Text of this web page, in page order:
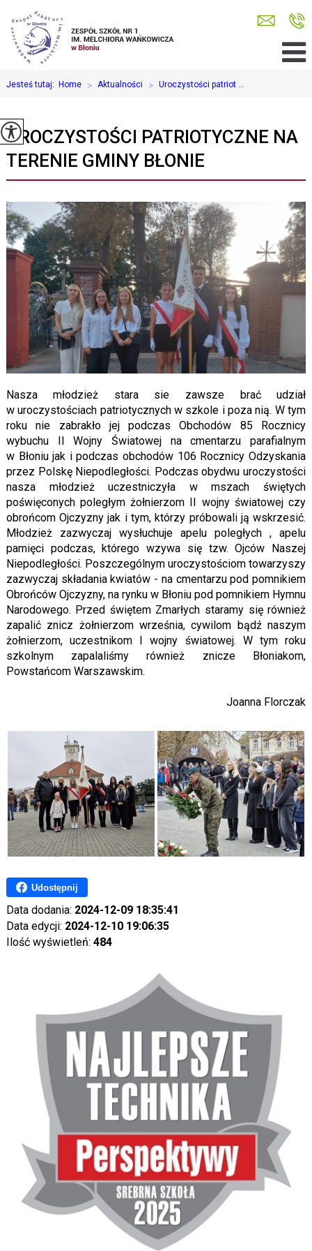
Jesteś tutaj: Home > Aktualności > Uroczystości patriot ...
UROCZYSTOŚCI PATRIOTYCZNE NA
TERENIE GMINY BŁONIE
Nasza młodzież stara sie zawsze brać udział
w uroczystościach patriotycznych w szkole i poza nią. W tym
roku nie zabrakło jej podczas Obchodów 85 Rocznicy
wybuchu II Wojny Światowej na cmentarzu parafialnym
w Błoniu jak i podczas obchodów 106 Rocznicy Odzyskania
przez Polskę Niepodległości. Podczas obydwu uroczystości
nasza młodzież uczestniczyła w mszach świętych
poświęconych poległym żołnierzom II wojny światowej czy
obrońcom Ojczyzny jak i tym, którzy próbowali ją wskrzesić.
Młodzież zazwyczaj wysłuchuje apelu poległych , apelu
pamięci podczas, którego wzywa się tzw. Ojców Naszej
Niepodległości. Poszczególnym uroczystościom towarzyszy
zazwyczaj składania kwiatów - na cmentarzu pod pomnikiem
Obrońców Ojczyzny, na rynku w Błoniu pod pomnikiem Hymnu
Narodowego. Przed świętem Zmarłych staramy się również
zapalić znicz żołnierzom września, cywilom bądź naszym
żołnierzom, uczestnikom I wojny światowej. W tym roku
szkolnym zapalaliśmy również znicze Błoniakom,
Powstańcom Warszawskim.
Joanna Florczak
Udostępnij
Data dodania: 2024-12-09 18:35:41
Data edycji: 2024-12-10 19:06:35
Ilość wyświetleń: 484